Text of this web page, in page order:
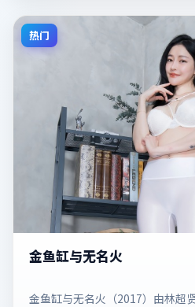
热门
金鱼缸与无名火
金鱼缸与无名火（2017）由林超